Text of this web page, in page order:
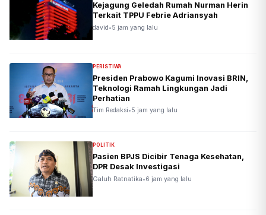
Kejagung Geledah Rumah Nurman Herin
Terkait TPPU Febrie Adriansyah
david•5 jam yang lalu
PERISTIWA
Presiden Prabowo Kagumi Inovasi BRIN,
Teknologi Ramah Lingkungan Jadi
Perhatian
Tim Redaksi•5 jam yang lalu
POLITIK
Pasien BPJS Dicibir Tenaga Kesehatan,
DPR Desak Investigasi
Galuh Ratnatika•6 jam yang lalu